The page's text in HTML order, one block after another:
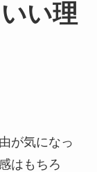
い理
が気になっ
はもちろ